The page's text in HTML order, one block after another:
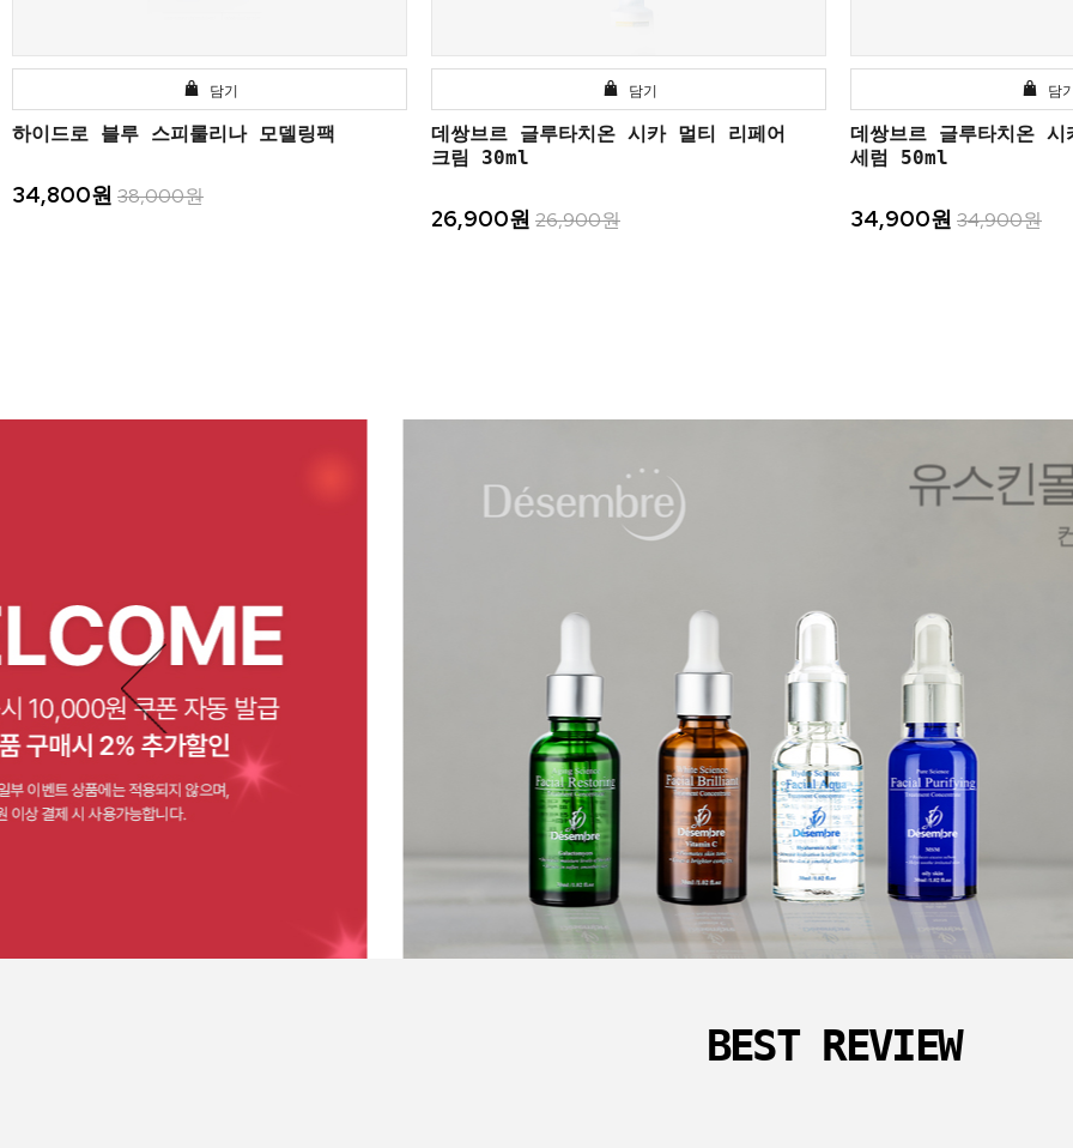
담기
하이드로 블루 스피룰리나 모델링팩
34,800원 38,000원
담기
데쌍브르 글루타치온 시카 멀티 리페어
크림 30ml
26,900원 26,900원
담
데쌍브르 글루타치온
세럼 50ml
34,900원 34,900원
유스킨몰 신
컨센트
BEST REVIEW